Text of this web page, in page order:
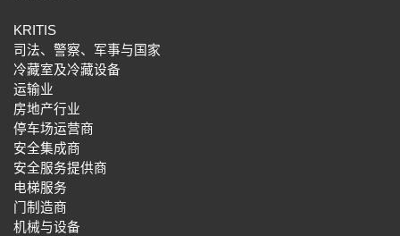
KRITIS
司法、警察、军事与国家
冷藏室及冷藏设备
运输业
房地产行业
停车场运营商
安全集成商
安全服务提供商
电梯服务
门制造商
机械与设备